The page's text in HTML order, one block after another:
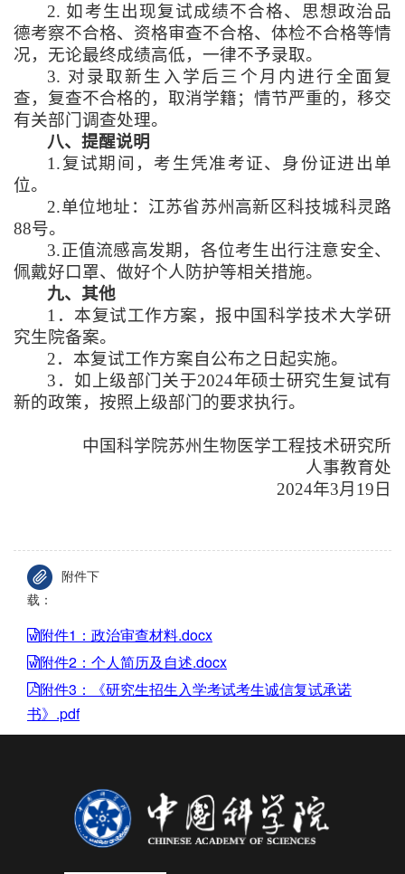
2.如考生出现复试成绩不合格、思想政治品
德考察不合格、资格审查不合格、体检不合格等情
况，无论最终成绩高低，一律不予录取。
3. 对录取新生入学后三个月内进行全面复
查，复查不合格的，取消学籍；情节严重的，移交
有关部门调查处理。
八、提醒说明
1.复试期间，考生凭准考证、身份证进出单
位。
2.单位地址：江苏省苏州高新区科技城科灵路
88号。
3.正值流感高发期，各位考生出行注意安全、
佩戴好口罩、做好个人防护等相关措施。
九、其他
1 ．本复试工作方案，报中国科学技术大学研
究生院备案。
2．本复试工作方案自公布之日起实施。
3 ．如上级部门关于2024年硕士研究生复试有
新的政策，按照上级部门的要求执行。
中国科学院苏州生物医学工程技术研究所
人事教育处
2024年3月 19 日
附件下
载：
附件1：政治审查材料.docx
附件2：个人简历及自述.docx
附件3：《研究生招生入学考试考生诚信复试承诺
书》.pdf